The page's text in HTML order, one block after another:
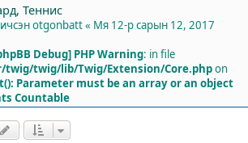
Теннис
otgonbatt« Мя 12-р сарын 12, 2017
Debug] PHP Warning: in file
twig/twig/lib/Twig/Extension/Core.phpon
Parameter must be an array or an object
Countable